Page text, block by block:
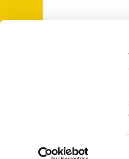
St.